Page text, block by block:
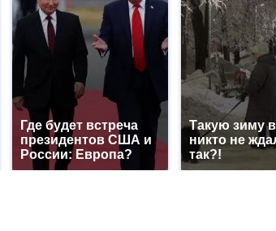
Где будет встреча
президентов США и
России: Европа?
Такую зиму
никто не
так?!